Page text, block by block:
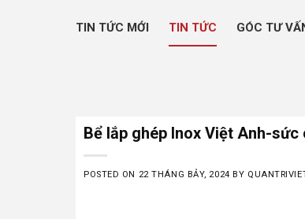
TIN TỨC MỚI TIN TỨC GÓC TƯ
Bể lắp ghép Inox Việt Anh-
POSTED ON 22 THÁNG BẢY, 2024 BY